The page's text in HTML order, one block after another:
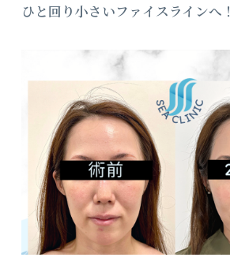
ひと回り小さいファイスラインへ！